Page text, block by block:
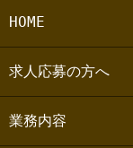
HOME
求人応募の方へ
業務内容